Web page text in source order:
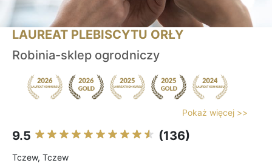
LAUREAT PLEBISCYTU ORŁY
Robinia-sklep ogrodniczy
Pokaż więcej >>
9.5 (136)
Tczew, Tczew